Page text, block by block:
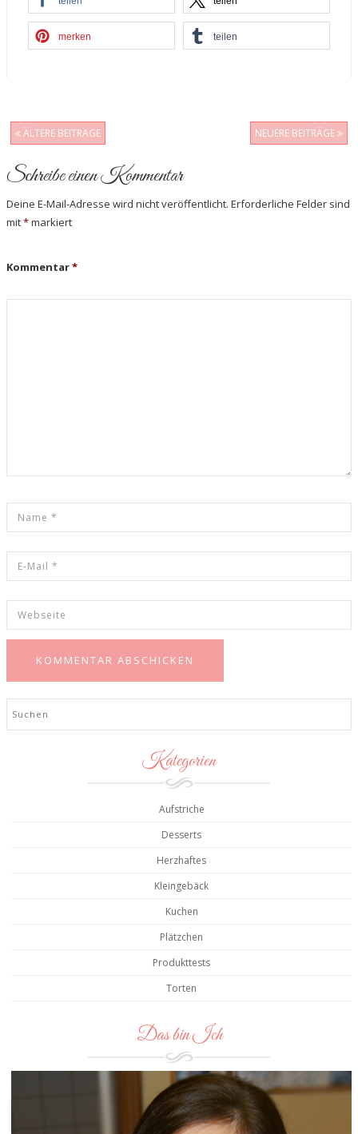
merken teilen
Post navigation
ÄLTERE BEITRAGE NEUERE BEITRÄGE
Schreibe einen Kommentar
Deine E-Mail-Adresse wird nicht veröffentlicht. Erforderliche Felder sind
mit*markiert
Kommentar*
Kategorien
Aufstriche
Desserts
Herzhaftes
Kleingebäck
Kuchen
Plätzchen
Produkttests
Torten
Das bin Ich